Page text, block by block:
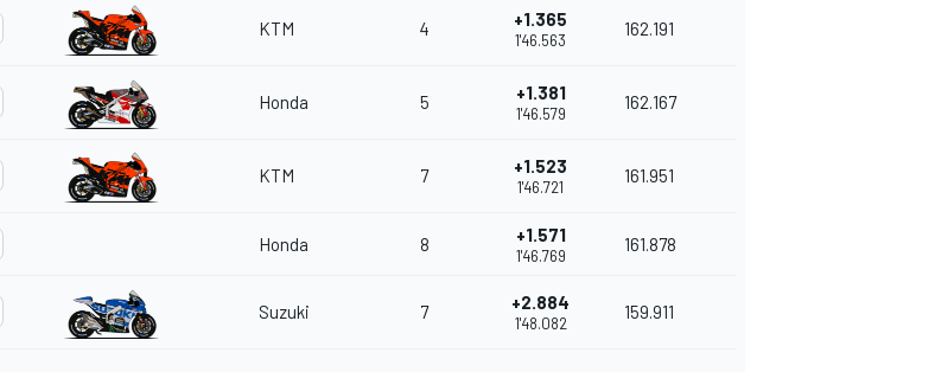
KTM 4 +1.365
1'46.563
162.191
Honda 5 +1.381
1'46.579
162.167
KTM 7 +1.523
1'46.721
161.951
Honda 8 +1.571
1'46.769
161.878
Suzuki 7 +2.884
1'48.082
159.911